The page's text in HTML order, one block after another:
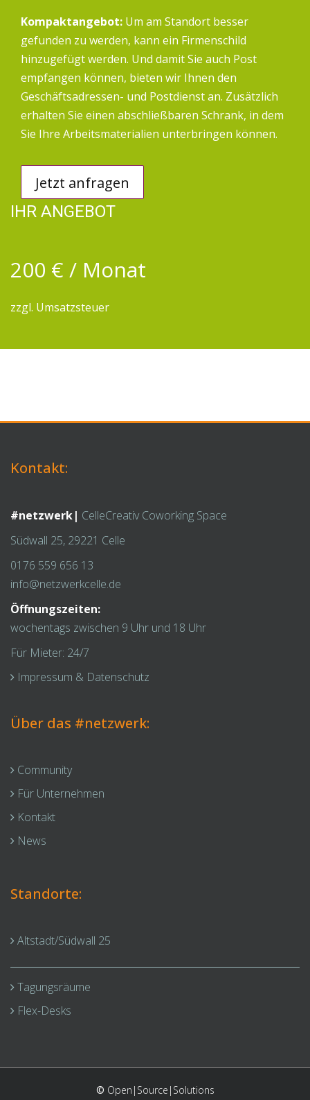
Kompaktangebot: Um am Standort besser
gefunden zu werden, kann ein Firmenschild
hinzugefügt werden. Und damit Sie auch Post
empfangen können, bieten wir Ihnen den
Geschäftsadressen- und Postdienst an. Zusätzlich
erhalten Sie einen abschließbaren Schrank, in dem
Sie Ihre Arbeitsmaterialien unterbringen können.
Jetzt anfragen
IHR ANGEBOT
200 € / Monat
zzgl. Umsatzsteuer
Kontakt:
#netzwerk| CelleCreativ Coworking Space
Südwall 25, 29221 Celle
0176 559 656 13
info@netzwerkcelle.de
Öffnungszeiten:
wochentags zwischen 9 Uhr und 18 Uhr
Für Mieter: 24/7
Impressum & Datenschutz
Über das #netzwerk:
Community
Für Unternehmen
Kontakt
News
Standorte:
Altstadt/Südwall 25
Tagungsräume
Flex-Desks
© Open|Source|Solutions